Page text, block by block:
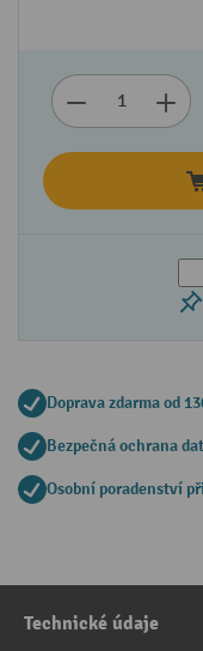
Doprava zdarma od
Bezpečná ochrana dat
Osobní poradenství
Technické údaje